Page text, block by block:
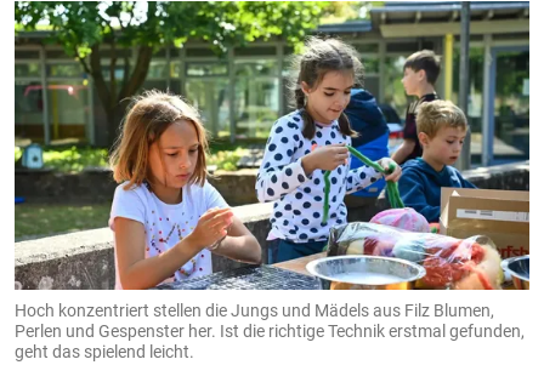
Hoch konzentriert stellen die Jungs und Mädels aus Filz Blumen,
Perlen und Gespenster her. Ist die richtige Technik erstmal gefunden,
geht das spielend leicht.